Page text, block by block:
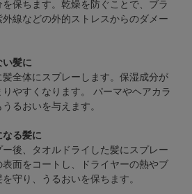
保ちます。乾燥を防ぐことで、ブラ
線などの外的ストレスからのダメー
髪に
全体にスプレーします。保湿成分が
やすくなります。 パーマやヘアカラ
るおいを与えます。
なる髪に
後、タオルドライした髪にスプレー
面をコートし、ドライヤーの熱やブ
守り、うるおいを保ちます。